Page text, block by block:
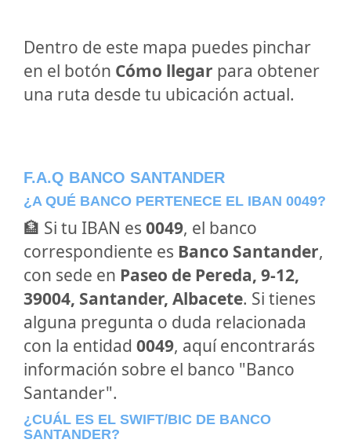
Dentro de este mapa puedes pinchar
en el botón Cómo llegar para obtener
una ruta desde tu ubicación actual.
F.A.Q BANCO SANTANDER
¿A QUÉ BANCO PERTENECE EL IBAN 0049?
🏦 Si tu IBAN es 0049, el banco
correspondiente es Banco Santander,
con sede en Paseo de Pereda, 9-12,
39004, Santander, Albacete. Si tienes
alguna pregunta o duda relacionada
con la entidad 0049, aquí encontrarás
información sobre el banco "Banco
Santander".
¿CUÁL ES EL SWIFT/BIC DE BANCO
SANTANDER?